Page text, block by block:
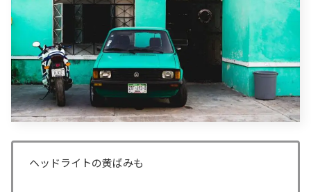
ヘッドライトの黄ばみも